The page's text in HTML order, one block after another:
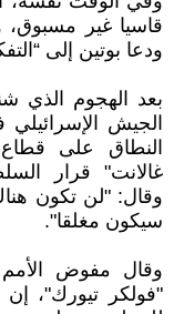
قاسيا غير مسبوق،
ودعا بوتين إلى
بعد الهجوم الذي
الجيش
النطاق على
غالانت" قرار
وقال: "لن تكون
سيكون مغلقا".
وقال مفوض الأمم
"فولكر تيورك"، إن